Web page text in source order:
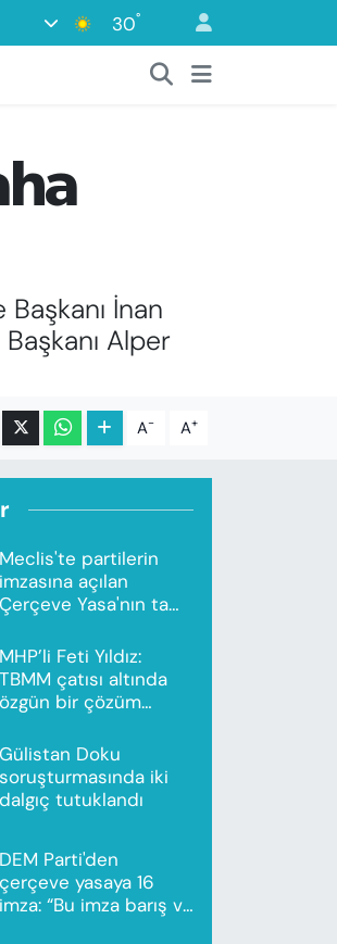
30°
İnan
Alper
A- A+
Meclis'te partilerin
imzasına açılan
Çerçeve Yasa'nın tam
MHP’li Feti Yıldız:
TBMM çatısı altında
özgün bir çözüm
Gülistan Doku
soruşturmasında iki
dalgıç tutuklandı
DEM Parti'den
çerçeve yasaya 16
imza: “Bu imza barış ve